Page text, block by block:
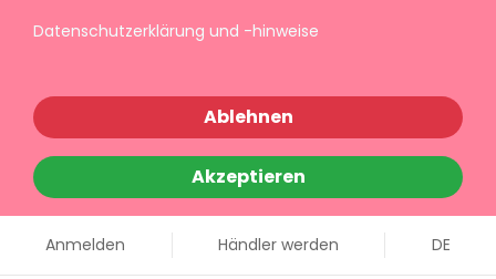
Datenschutzerklärung und -hinweise
Ablehnen
Akzeptieren
Anmelden Händler werden DE